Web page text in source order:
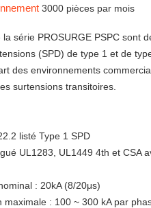
3000 pièces par mois
série PROSURGE PSPC sont
(SPD) de type 1 et de
des environnements
surtensions transitoires.
listé Type 1 SPD
UL1283, UL1449 4th et CSA
: 20kA (8/20μs)
maximale : 100 ~ 300 kA par